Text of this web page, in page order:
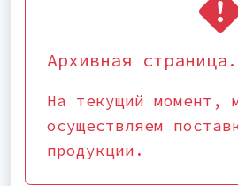
Архивная страница.
На текущий момент,
осуществляем
продукции.